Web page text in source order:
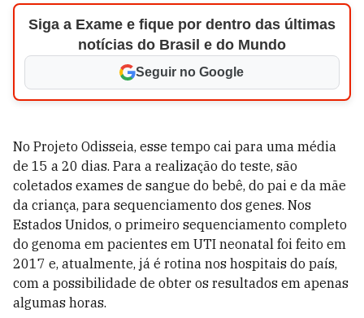
Siga a Exame e fique por dentro das últimas
notícias do Brasil e do Mundo
Seguir no Google
No Projeto Odisseia, esse tempo cai para uma média
de 15 a 20 dias. Para a realização do teste, são
coletados exames de sangue do bebê, do pai e da mãe
da criança, para sequenciamento dos genes. Nos
Estados Unidos, o primeiro sequenciamento completo
do genoma em pacientes em UTI neonatal foi feito em
2017 e, atualmente, já é rotina nos hospitais do país,
com a possibilidade de obter os resultados em apenas
algumas horas.